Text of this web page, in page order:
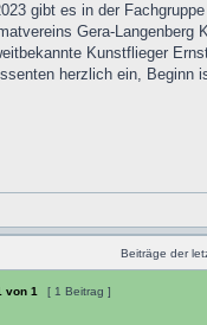
gibt es in der
Gera-
Kunstflieger
herzlich ein, Beginn
Beiträge der
von 1 [ 1 Beitrag ]